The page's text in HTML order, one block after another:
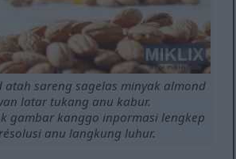
atah sareng sagelas minyak almond
latar tukang anu kabur.
gambar kanggo inpormasi lengkep
anu langkung luhur.